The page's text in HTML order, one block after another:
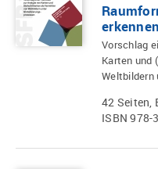
erkennen
Vorschlag
Karten und
Weltbildern
42 Seiten,
ISBN 978-